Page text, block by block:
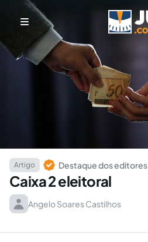
Artigo Destaque dos editores
Caixa 2 eleitoral
Angelo Soares Castilhos